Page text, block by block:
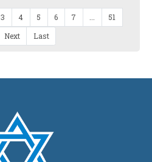
3 4 5 6 7
51
Next Last